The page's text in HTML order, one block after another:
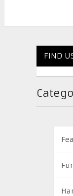
FIND